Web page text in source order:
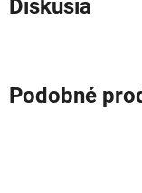
Diskusia
Podobné